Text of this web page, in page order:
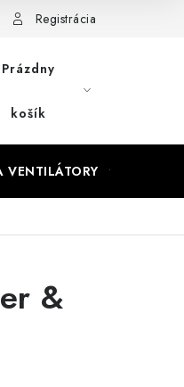
Registrácia
Prázdny
košík
VENTILÁTORY
&